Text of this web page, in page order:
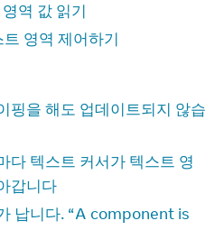
역 값 읽기
영역 제어하기
핑을 해도 업데이트되지 않습
다 텍스트 커서가 텍스트 영
갑니다
납니다. “A component is